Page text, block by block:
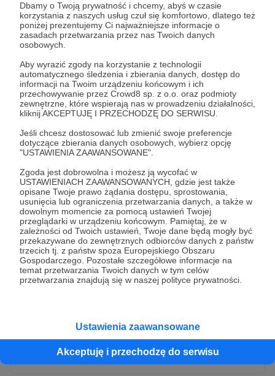
Dbamy o Twoją prywatność i chcemy, abyś w czasie
korzystania z naszych usług czuł się komfortowo, dlatego też
poniżej prezentujemy Ci najważniejsze informacje o
zasadach przetwarzania przez nas Twoich danych
osobowych.
Aby wyrazić zgody na korzystanie z technologii
automatycznego śledzenia i zbierania danych, dostęp do
informacji na Twoim urządzeniu końcowym i ich
przechowywanie przez Crowd8 sp. z o.o. oraz podmioty
zewnętrzne, które wspierają nas w prowadzeniu działalności,
kliknij AKCEPTUJĘ I PRZECHODZĘ DO SERWISU.
Jeśli chcesz dostosować lub zmienić swoje preferencje
dotyczące zbierania danych osobowych, wybierz opcję
"USTAWIENIA ZAAWANSOWANE".
Zgoda jest dobrowolna i możesz ją wycofać w
USTAWIENIACH ZAAWANSOWANYCH, gdzie jest także
opisane Twoje prawo żądania dostępu, sprostowania,
usunięcia lub ograniczenia przetwarzania danych, a także w
dowolnym momencie za pomocą ustawień Twojej
przeglądarki w urządzeniu końcowym. Pamiętaj, że w
zależności od Twoich ustawień, Twoje dane będą mogły być
przekazywane do zewnętrznych odbiorców danych z państw
trzecich tj. z państw spoza Europejskiego Obszaru
Gospodarczego. Pozostałe szczegółowe informacje na
temat przetwarzania Twoich danych w tym celów
przetwarzania znajdują się w naszej polityce prywatności.
Ustawienia zaawansowane
Akceptuję i przechodzę do serwisu
Telefon *
dodatkowe pytania
Treść wiadomości *
* Wyrażam zgodę na przetwarzanie moich danych
osobowych przez Patronite
Administratorem Twoich danych osobowych jest Crowd8 sp. z o.o.
z siedziba w Warszawie, ul. Żwirki i Wigury 16, 02-092 Warszawa.
Twoje dane osobowe będą przetwarzane w szczególności w celu
wykonania umowy zawartej z Tobą, w tym do umożliwienia
Gwarantujemy spełnienie wszystkich Twoich praw wynikających
z ogólnego rozporządzenia o ochronie danych, tj. prawo dostępu,
sprostowania oraz usunięcia Twoich danych, ograniczenia ich
rozwiń zgodę
Wyślij zgłoszenie